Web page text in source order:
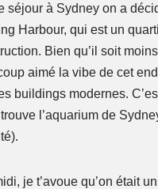
séjour à Sydney on a
Harbour, qui est un
Bien qu’il soit
aimé la vibe de cet
buildings modernes.
l’aquarium de
je t’avoue qu’on était